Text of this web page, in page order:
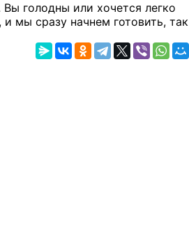
голодны или хочется легко
мы сразу начнем готовить, так